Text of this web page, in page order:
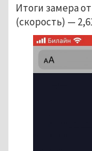
Итоги замера
(скорость) —